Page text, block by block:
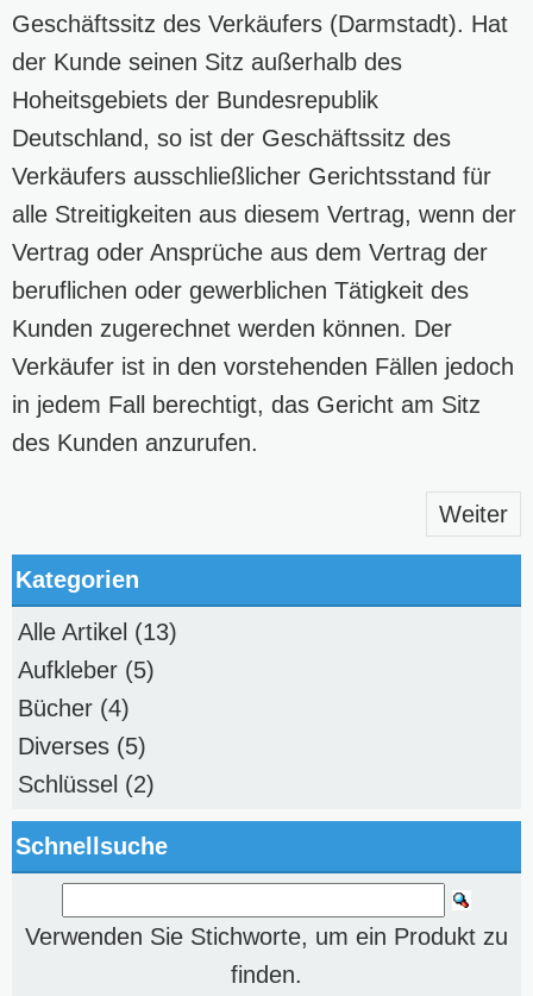
Geschäftssitz des Verkäufers (Darmstadt). Hat
der Kunde seinen Sitz außerhalb des
Hoheitsgebiets der Bundesrepublik
Deutschland, so ist der Geschäftssitz des
Verkäufers ausschließlicher Gerichtsstand für
alle Streitigkeiten aus diesem Vertrag, wenn der
Vertrag oder Ansprüche aus dem Vertrag der
beruflichen oder gewerblichen Tätigkeit des
Kunden zugerechnet werden können. Der
Verkäufer ist in den vorstehenden Fällen jedoch
in jedem Fall berechtigt, das Gericht am Sitz
des Kunden anzurufen.
Weiter
Kategorien
Alle Artikel (13)
Aufkleber (5)
Bücher (4)
Diverses (5)
Schlüssel (2)
Schnellsuche
Verwenden Sie Stichworte, um ein Produkt zu
finden.